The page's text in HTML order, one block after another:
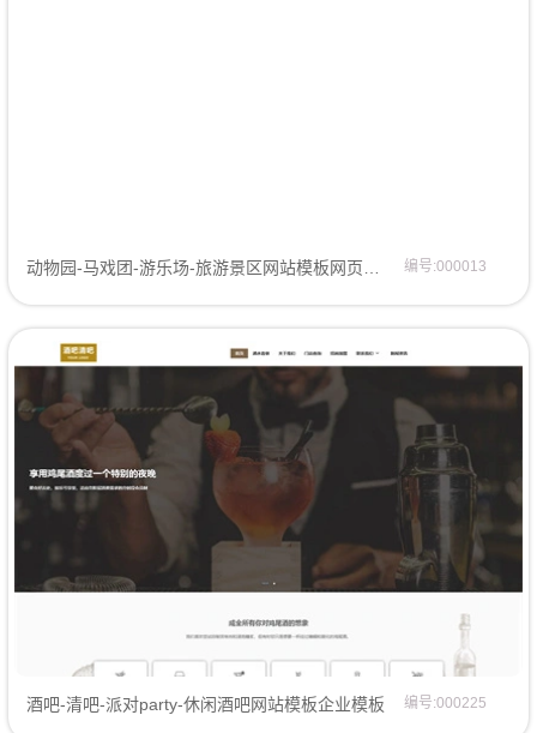
编号:000013
酒吧-清吧-派对party-休闲酒吧网站模板企业模板 编号:000225